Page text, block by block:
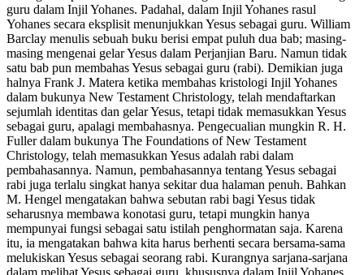
guru dalam Injil Yohanes. Padahal, dalam Injil Yohanes rasul
Yohanes secara eksplisit menunjukkan Yesus sebagai guru. William
Barclay menulis sebuah buku berisi empat puluh dua bab; masing-
masing mengenai gelar Yesus dalam Perjanjian Baru. Namun tidak
satu bab pun membahas Yesus sebagai guru (rabi). Demikian juga
halnya Frank J. Matera ketika membahas kristologi Injil Yohanes
dalam bukunya New Testament Christology, telah mendaftarkan
sejumlah identitas dan gelar Yesus, tetapi tidak memasukkan Yesus
sebagai guru, apalagi membahasnya. Pengecualian mungkin R. H.
Fuller dalam bukunya The Foundations of New Testament
Christology, telah memasukkan Yesus adalah rabi dalam
pembahasannya. Namun, pembahasannya tentang Yesus sebagai
rabi juga terlalu singkat hanya sekitar dua halaman penuh. Bahkan
M. Hengel mengatakan bahwa sebutan rabi bagi Yesus tidak
seharusnya membawa konotasi guru, tetapi mungkin hanya
mempunyai fungsi sebagai satu istilah penghormatan saja. Karena
itu, ia mengatakan bahwa kita harus berhenti secara bersama-sama
melukiskan Yesus sebagai seorang rabi. Kurangnya sarjana-sarjana